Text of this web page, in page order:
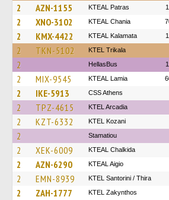
2 AZN-1155 KTEAL Patras
2 XNO-3102 KTEAL Chania
2 KMX-4422 KTEAL Kalamata
2 TKN-5102 ΚΤΕL Τrikala
2 HellasBus
2 MIX-9545 KTEAL Lamia
2 IKE-5913 CSS Athens
2 TPZ-4615 KTEL Arcadia
2 KZT-6332 ΚΤΕL Kozani
2 Stamatiou
2 XEK-6009 KTEAL Chalkida
2 AZN-6290 KTEAL Aigio
2 EMN-8939 KTEL Santorini / Thira
2 ZAH-1777 KTEL Zakynthos